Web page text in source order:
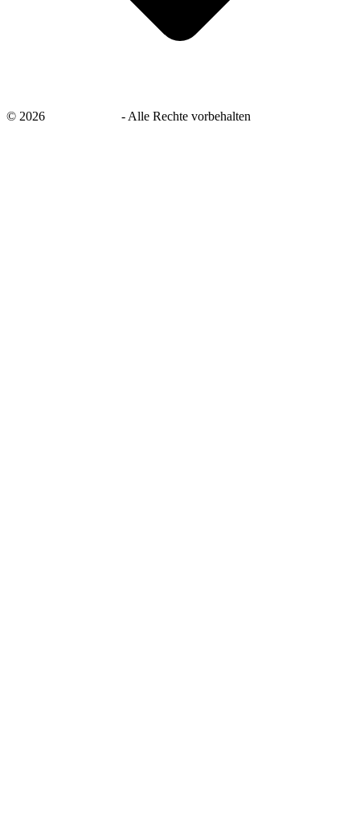
© 2026 - Alle Rechte vorbehalten